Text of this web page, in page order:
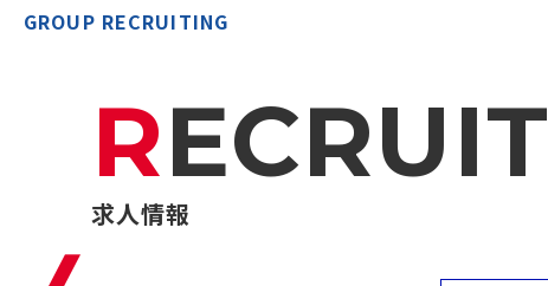
GROUP RECRUITING
RECRUIT
求人情報